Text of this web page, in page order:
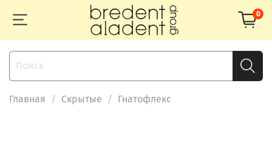
0
Главная Скрытые Гнатофлекс